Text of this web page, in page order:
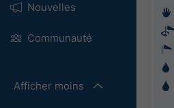
Nouvelles
Communauté
Afficher moins